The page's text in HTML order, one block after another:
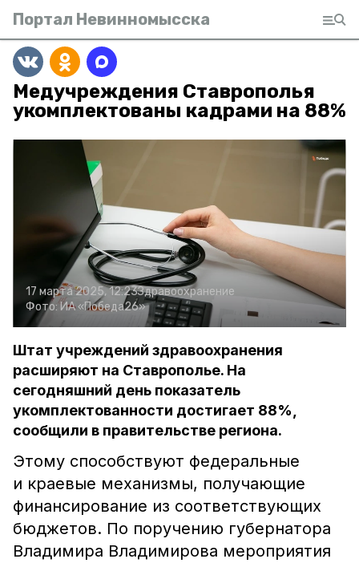
Портал Невинномысска
Медучреждения Ставрополья
укомплектованы кадрами на 88%
17 марта 2025, 12:23Здравоохранение
Фото:ИА «Победа26»
Штат учреждений здравоохранения
расширяют на Ставрополье. На
сегодняшний день показатель
укомплектованности достигает 88%,
сообщили в правительстве региона.
Этому способствуют федеральные
и краевые механизмы, получающие
финансирование из соответствующих
бюджетов. По поручению губернатора
Владимира Владимирова мероприятия